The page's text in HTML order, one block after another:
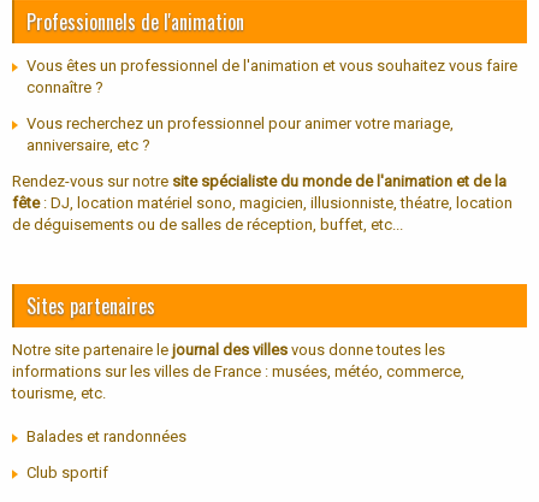
Professionnels de l'animation
Vous êtes un professionnel de l'animation et vous souhaitez vous faire
connaître ?
Vous recherchez un professionnel pour animer votre mariage,
anniversaire, etc ?
Rendez-vous sur notre site spécialiste du monde de l'animation et de la
fête: DJ, location matériel sono, magicien, illusionniste, théatre, location
de déguisements ou de salles de réception, buffet, etc...
Sites partenaires
Notre site partenaire le journal des villes vous donne toutes les
informations sur les villes de France : musées, météo, commerce,
tourisme, etc.
Balades et randonnées
Club sportif